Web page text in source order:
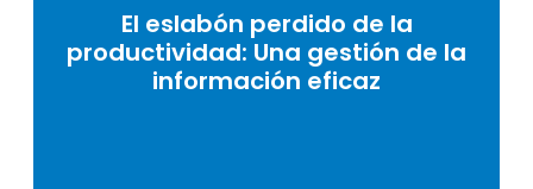
El eslabón perdido de la
productividad: Una gestión de la
información eficaz